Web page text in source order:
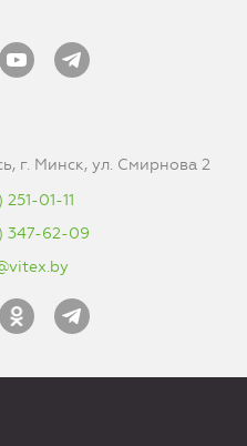
г. Минск, ул. Смирнова 2
251-01-11
347-62-09